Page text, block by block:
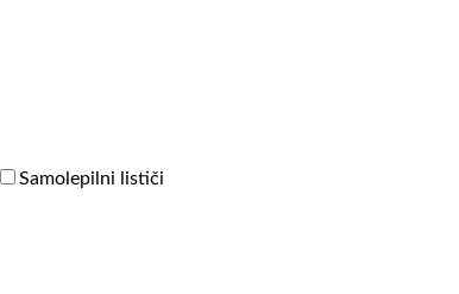
Samolepilni lističi